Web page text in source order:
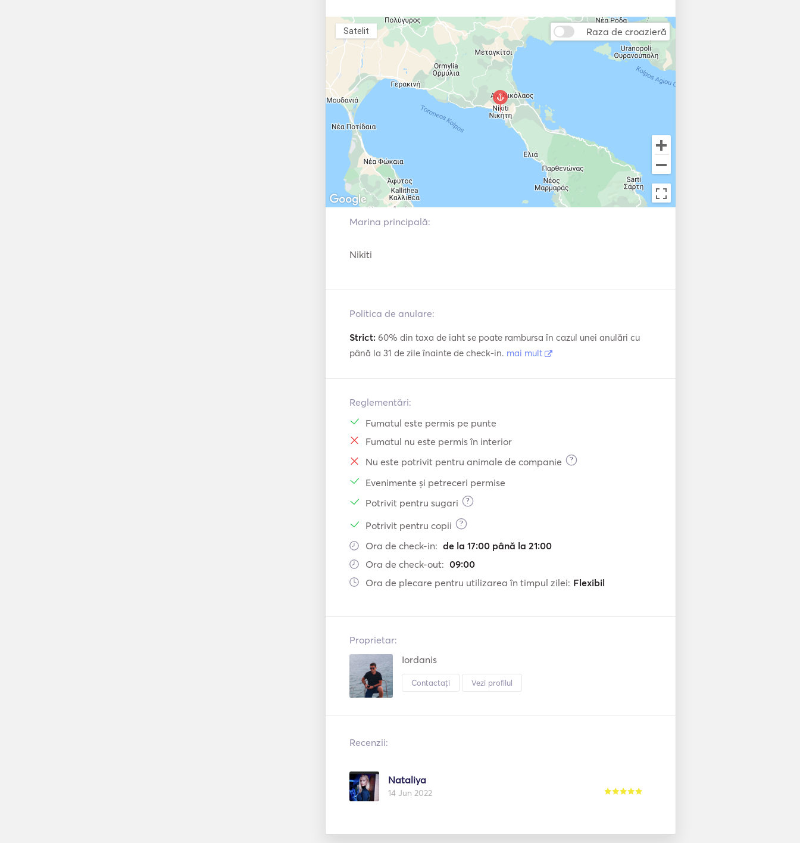
Raza de croazieră
Satelit
Marina principală:
Nikiti
Politica de anulare:
Strict: 60% din taxa de iaht se poate rambursa în cazul unei anulări cu
până la 31 de zile înainte de check-in. mai mult
Reglementări:
Fumatul este permis pe punte
Fumatul nu este permis în interior
Nu este potrivit pentru animale de companie
?
Evenimente și petreceri permise
Potrivit pentru sugari
?
Potrivit pentru copii ?
Ora de check-in: de la 17:00 până la 21:00
Ora de check-out: 09:00
Ora de plecare pentru utilizarea în timpul zilei: Flexibil
Proprietar:
Iordanis
Contactați Vezi profilul
Recenzii:
Nataliya
14 Jun 2022